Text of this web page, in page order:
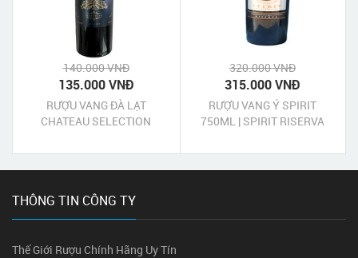
140.000 VNĐ
135.000 VNĐ
RƯỢU VANG ĐÀ LẠT
CHATEAU SELECTION
320.000 VNĐ
315.000 VNĐ
RƯỢU VANG Ý SPIRIT
750ML | SPIRIT RISERVA
THÔNG TIN CÔNG TY
Thế Giới Rượu Chính Hãng Uy Tín